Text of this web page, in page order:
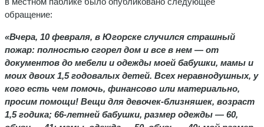
обращение:
«Вчера, 10 февраля, в Югорске случился страшный
пожар: полностью сгорел дом и все в нем — от
документов до мебели и одежды моей бабушки, мамы и
моих двоих 1,5 годовалых детей. Всех неравнодушных, у
кого есть чем помочь, финансово или материально,
просим помощи! Вещи для девочек-близняшек, возраст
1,5 годика; 66-летней бабушки, размер одежды — 60,